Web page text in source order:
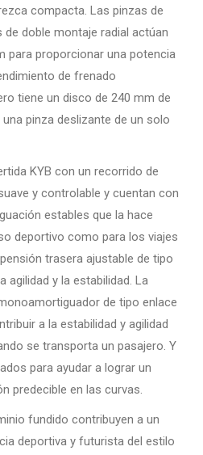
compacta. Las pinzas de
doble montaje radial actúan
para proporcionar una potencia
de frenado
tiene un disco de 240 mm de
pinza deslizante de un solo
KYB con un recorrido de
y controlable y cuentan con
estables que la hace
deportivo como para los viajes
trasera ajustable de tipo
agilidad y la estabilidad. La
de tipo enlace
a la estabilidad y agilidad
se transporta un pasajero. Y
para ayudar a lograr un
predecible en las curvas.
fundido contribuyen a un
deportiva y futurista del estilo